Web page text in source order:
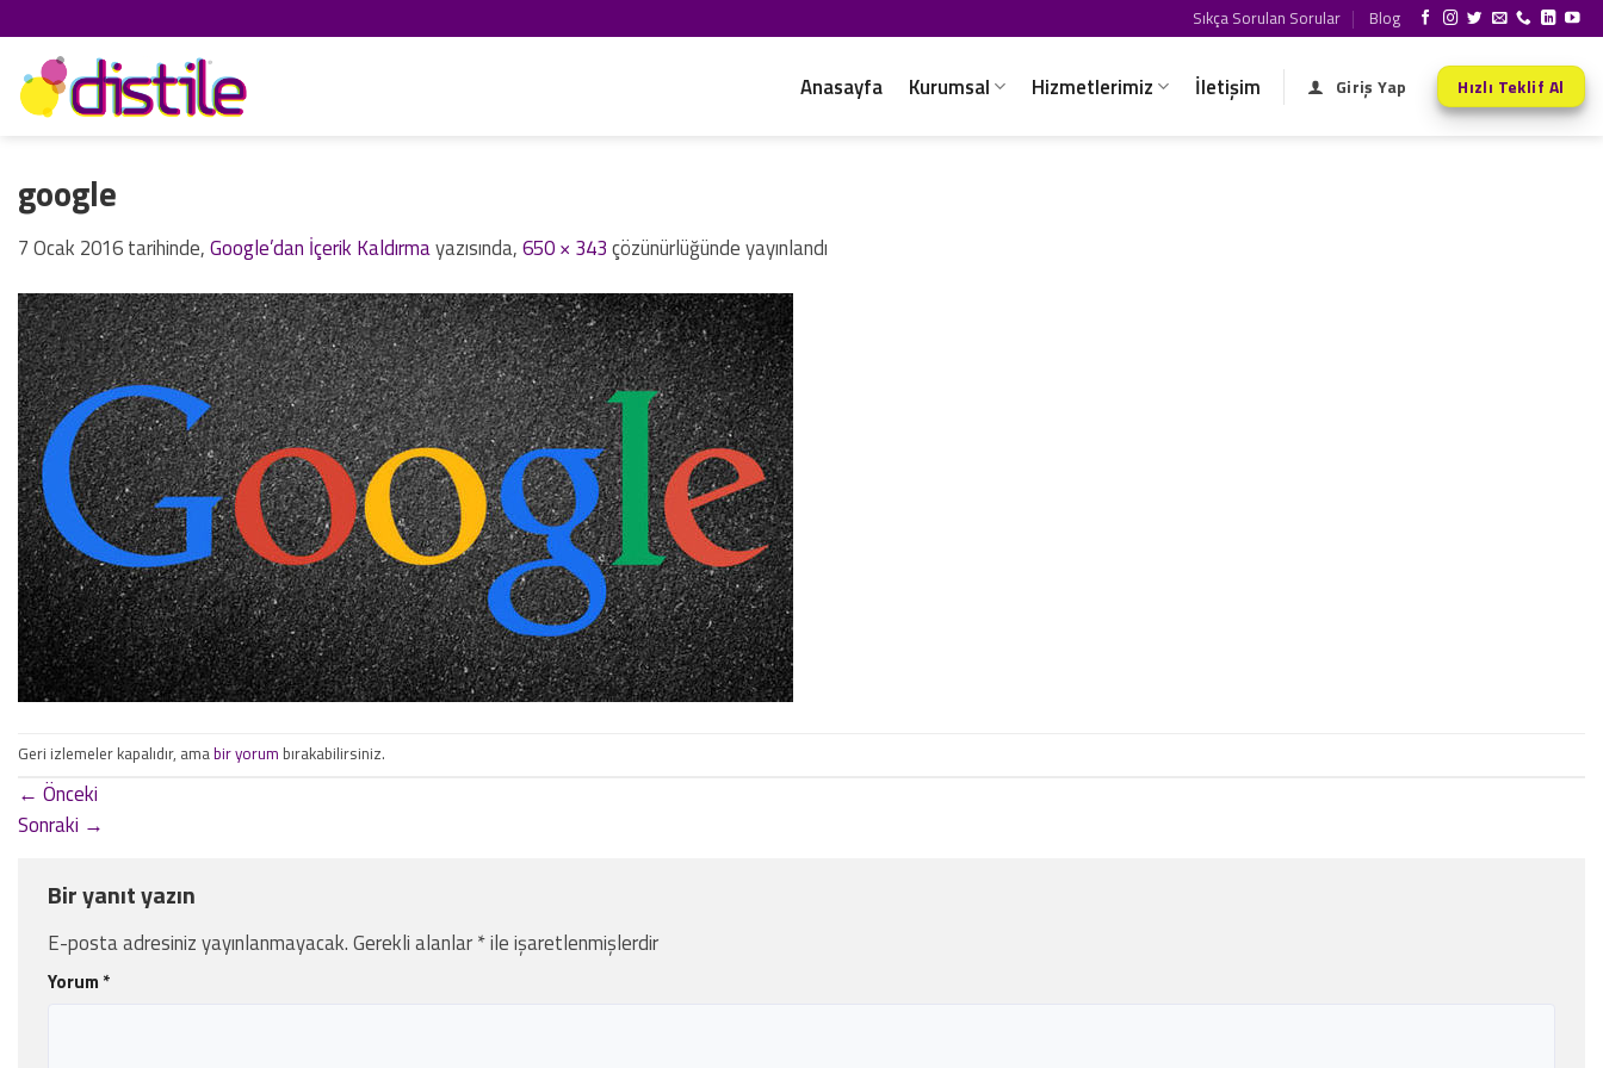
atla
Sıkça Sorulan Sorular Blog
Anasayfa Kurumsal Hizmetlerimiz İletişim Giriş Yap Hızlı Teklif Al
google
7 Ocak 2016tarihinde,Google’dan İçerik Kaldırmayazısında,650 × 343çözünürlüğünde yayınlandı
Geri izlemeler kapalıdır, amabir yorum bırakabilirsiniz.
← Önceki
Sonraki →
Bir yanıt yazın
E-posta adresiniz yayınlanmayacak.Gerekli alanlar*ile işaretlenmişlerdir
Yorum *